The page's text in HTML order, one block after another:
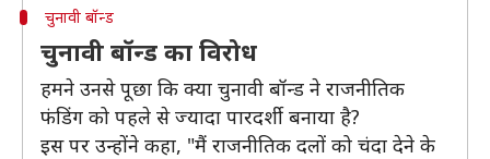
चुनावी बॉन्ड
चुनावी बॉन्ड का विरोध
हमने उनसे पूछा कि क्या चुनावी बॉन्ड ने राजनीतिक
फंडिंग को पहले से ज्यादा पारदर्शी बनाया है?
इस पर उन्होंने कहा, "मैं राजनीतिक दलों को चंदा देने के